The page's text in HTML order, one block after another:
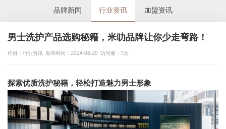
品牌新闻 行业资讯 加盟资讯
男士洗护产品选购秘籍，米叻品牌让你少走弯路！
栏目：行业资讯 发布时间：2024-08-20 访问量：1次
探索优质洗护秘籍，轻松打造魅力男士形象